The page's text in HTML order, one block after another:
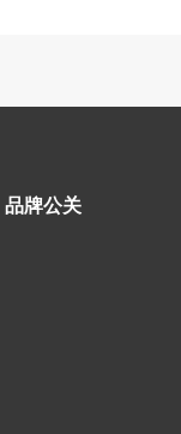
品牌公关